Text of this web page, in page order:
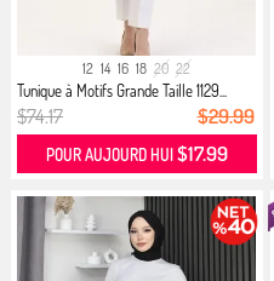
12 14 16 18 20 22
Tunique à Motifs Grande Taille 1129...
$74.17 $29.99
POUR AUJOURD HUI $17.99